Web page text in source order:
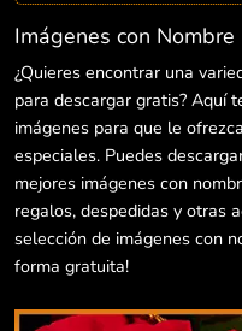
Imágenes con
¿Quieres encontrar una
para descargar gratis? Aquí
imágenes para que le
especiales. Puedes
mejores imágenes con
regalos, despedidas y otras
selección de imágenes con
forma gratuita!